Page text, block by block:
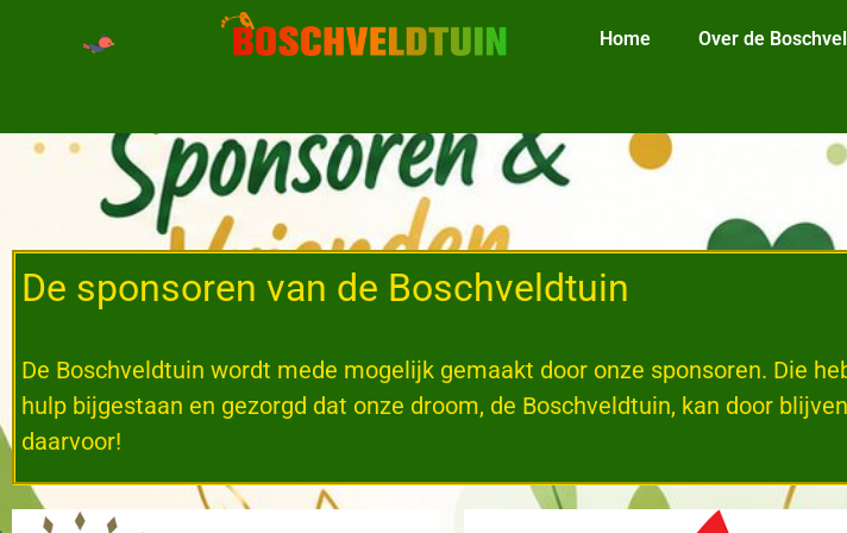
Home Over de
De sponsoren van de Boschveldtuin
De Boschveldtuin wordt mede mogelijk gemaakt door onze sponsoren. Die
hulp bijgestaan en gezorgd dat onze droom, de Boschveldtuin, kan door
daarvoor!